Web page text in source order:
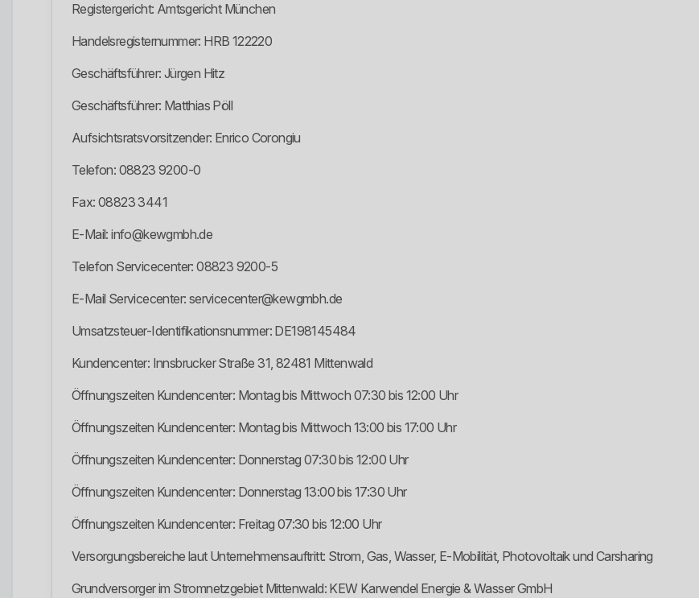
Registergericht: Amtsgericht München
Handelsregisternummer: HRB 122220
Geschäftsführer: Jürgen Hitz
Geschäftsführer: Matthias Pöll
Aufsichtsratsvorsitzender: Enrico Corongiu
Telefon: 08823 9200-0
Fax: 08823 3441
E-Mail: info@kewgmbh.de
Telefon Servicecenter: 08823 9200-5
E-Mail Servicecenter: servicecenter@kewgmbh.de
Umsatzsteuer-Identifikationsnummer: DE198145484
Kundencenter: Innsbrucker Straße 31, 82481 Mittenwald
Öffnungszeiten Kundencenter: Montag bis Mittwoch 07:30 bis 12:00 Uhr
Öffnungszeiten Kundencenter: Montag bis Mittwoch 13:00 bis 17:00 Uhr
Öffnungszeiten Kundencenter: Donnerstag 07:30 bis 12:00 Uhr
Öffnungszeiten Kundencenter: Donnerstag 13:00 bis 17:30 Uhr
Öffnungszeiten Kundencenter: Freitag 07:30 bis 12:00 Uhr
Versorgungsbereiche laut Unternehmensauftritt: Strom, Gas, Wasser, E-Mobilität, Photovoltaik und Carsharing
Grundversorger im Stromnetzgebiet Mittenwald: KEW Karwendel Energie & Wasser GmbH